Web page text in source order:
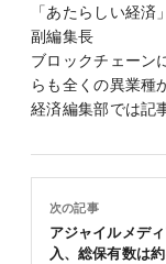
「あたらしい経済
副編集長
ブロックチェーン
らも全くの異業種
経済編集部では記
次の記事
アジャイルメデ
入、総保有数は